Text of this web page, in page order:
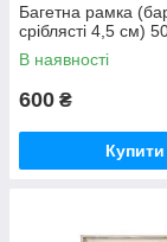
Багетна рамка
сріблясті 4,5 см)
В наявності
600 ₴
Купити